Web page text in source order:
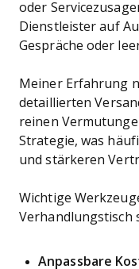
oder
Dienstleister auf
Gespräche oder
Meiner Erfahrung
detaillierten
reinen
Strategie, was
und stärkeren
Wichtige
Verhandlungstisch
Anpassbare